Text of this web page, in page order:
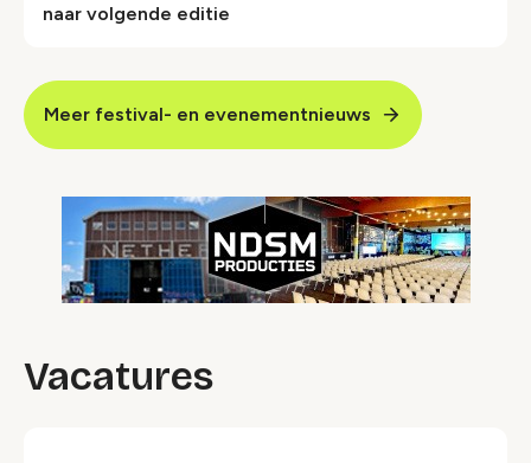
naar volgende editie
Meer festival- en evenementnieuws
Vacatures